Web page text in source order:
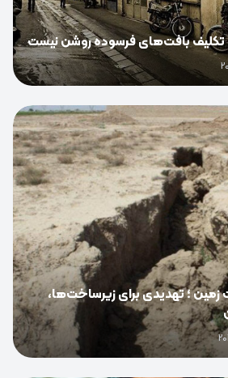
تکلیف بافت‌های فرسوده روشن نیست
؛ تهدیدی برای زیرساخت‌ها،